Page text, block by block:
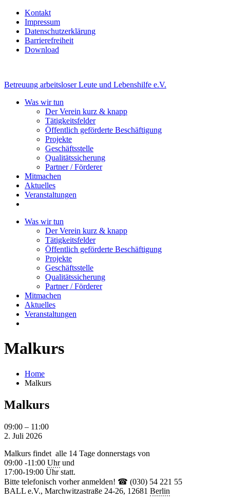
Kontakt
Impressum
Datenschutzerklärung
Barrierefreiheit
Download
Betreuung arbeitsloser Leute und Lebenshilfe e.V.
Was wir tun
Der Verein kurz & knapp
Tätigkeitsfelder
Öffentlich geförderte Beschäftigung
Projekte
Geschäftsstelle
Qualitätssicherung
Partner / Förderer
Mitmachen
Aktuelles
Veranstaltungen
Was wir tun
Der Verein kurz & knapp
Tätigkeitsfelder
Öffentlich geförderte Beschäftigung
Projekte
Geschäftsstelle
Qualitätssicherung
Partner / Förderer
Mitmachen
Aktuelles
Veranstaltungen
Malkurs
Home
Malkurs
Malkurs
Malkurs
09:00 – 11:00
2. Juli 2026
Malkurs findet alle 14 Tage donnerstags von
09:00 -11:00 Uhrund
17:00-19:00 Uhr statt.
Bitte telefonisch vorher anmelden! ☎ (030) 54 221 55
BALL e.V., Marchwitzastraße 24-26, 12681 Berlin